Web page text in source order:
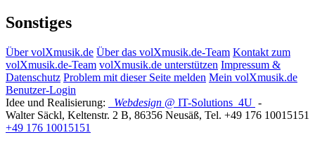
Sonstiges
Über volXmusik.de Über das volXmusik.de-Team Kontakt zum
volXmusik.de-Team volXmusik.de unterstützen Impressum &
Datenschutz Problem mit dieser Seite melden Mein volXmusik.de
Benutzer-Login
Idee und Realisierung:
Webdesign @ IT-Solutions 4U -
Walter Säckl, Keltenstr. 2 B, 86356 Neusäß, Tel. +49 176 10015151
+49 176 10015151